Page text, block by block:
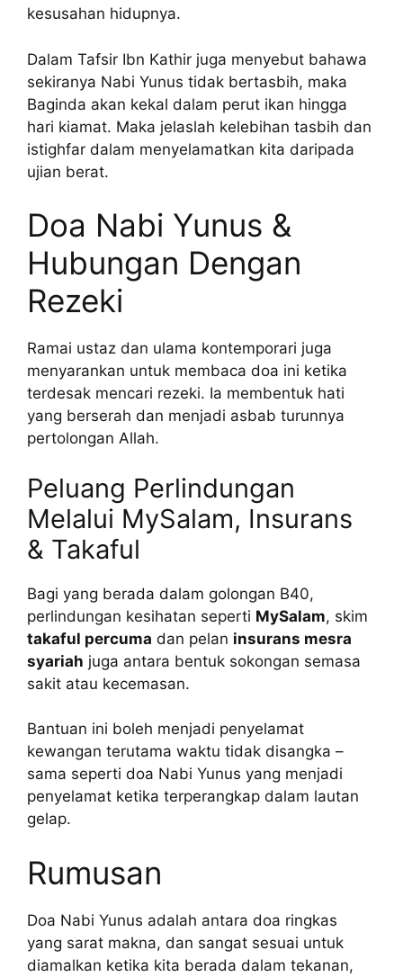
kesusahan hidupnya.
Dalam Tafsir Ibn Kathir juga menyebut bahawa
sekiranya Nabi Yunus tidak bertasbih, maka
Baginda akan kekal dalam perut ikan hingga
hari kiamat. Maka jelaslah kelebihan tasbih dan
istighfar dalam menyelamatkan kita daripada
ujian berat.
Doa Nabi Yunus &
Hubungan Dengan
Rezeki
Ramai ustaz dan ulama kontemporari juga
menyarankan untuk membaca doa ini ketika
terdesak mencari rezeki. Ia membentuk hati
yang berserah dan menjadi asbab turunnya
pertolongan Allah.
Peluang Perlindungan
Melalui MySalam, Insurans
& Takaful
Bagi yang berada dalam golongan B40,
perlindungan kesihatan seperti MySalam, skim
takaful percuma dan pelan insurans mesra
syariah juga antara bentuk sokongan semasa
sakit atau kecemasan.
Bantuan ini boleh menjadi penyelamat
kewangan terutama waktu tidak disangka –
sama seperti doa Nabi Yunus yang menjadi
penyelamat ketika terperangkap dalam lautan
gelap.
Rumusan
Doa Nabi Yunus adalah antara doa ringkas
yang sarat makna, dan sangat sesuai untuk
diamalkan ketika kita berada dalam tekanan,